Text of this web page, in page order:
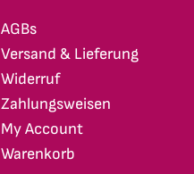
AGBs
Versand & Lieferung
Widerruf
Zahlungsweisen
My Account
Warenkorb